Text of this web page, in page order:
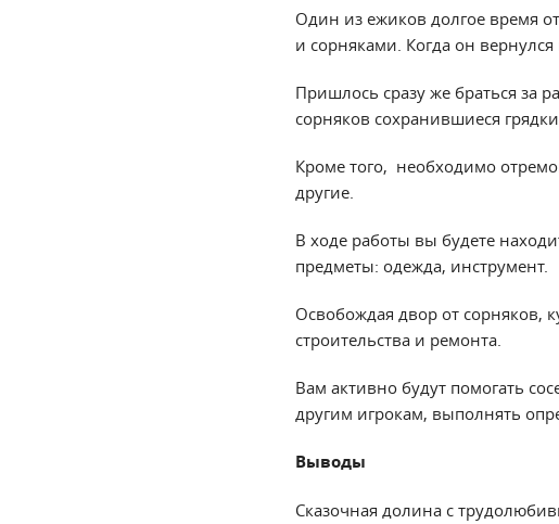
Один из ежиков долгое время
и сорняками. Когда он
Пришлось сразу же браться за
сорняков сохранившиеся
Кроме того, необходимо
другие.
В ходе работы вы будете
предметы: одежда, инструмент.
Освобождая двор от сорняков,
строительства и ремонта.
Вам активно будут помогать
другим игрокам, выполнять
Выводы
Сказочная долина с